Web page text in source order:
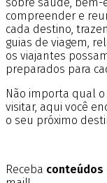
compreender e
cada destino,
guias de viagem,
os viajantes
preparados para
Não importa qual
visitar, aqui você
o seu próximo
Receba conteúdos